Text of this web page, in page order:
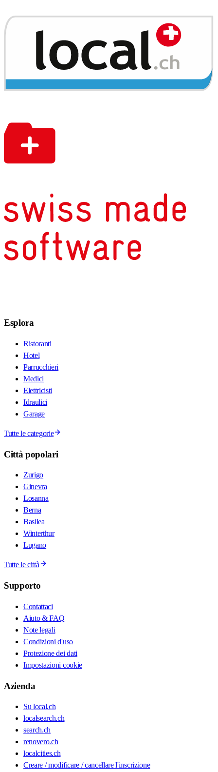
Esplora
Ristoranti
Hotel
Parrucchieri
Medici
Elettricisti
Idraulici
Garage
Tutte le categorie
Città popolari
Zurigo
Ginevra
Losanna
Berna
Basilea
Winterthur
Lugano
Tutte le città
Supporto
Contattaci
Aiuto & FAQ
Note legali
Condizioni d'uso
Protezione dei dati
Impostazioni cookie
Azienda
Su local.ch
localsearch.ch
search.ch
renovero.ch
localcities.ch
Creare / modificare / cancellare l'inscrizione